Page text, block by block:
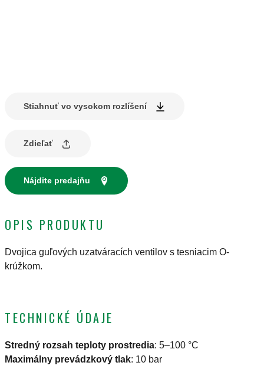
Stiahnuť vo vysokom rozlíšení
Zdieľať
Nájdite predajňu
OPIS PRODUKTU
Dvojica guľových uzatváracích ventilov s tesniacim O-
krúžkom.
TECHNICKÉ ÚDAJE
Stredný rozsah teploty prostredia: 5–100 °C
Maximálny prevádzkový tlak: 10 bar